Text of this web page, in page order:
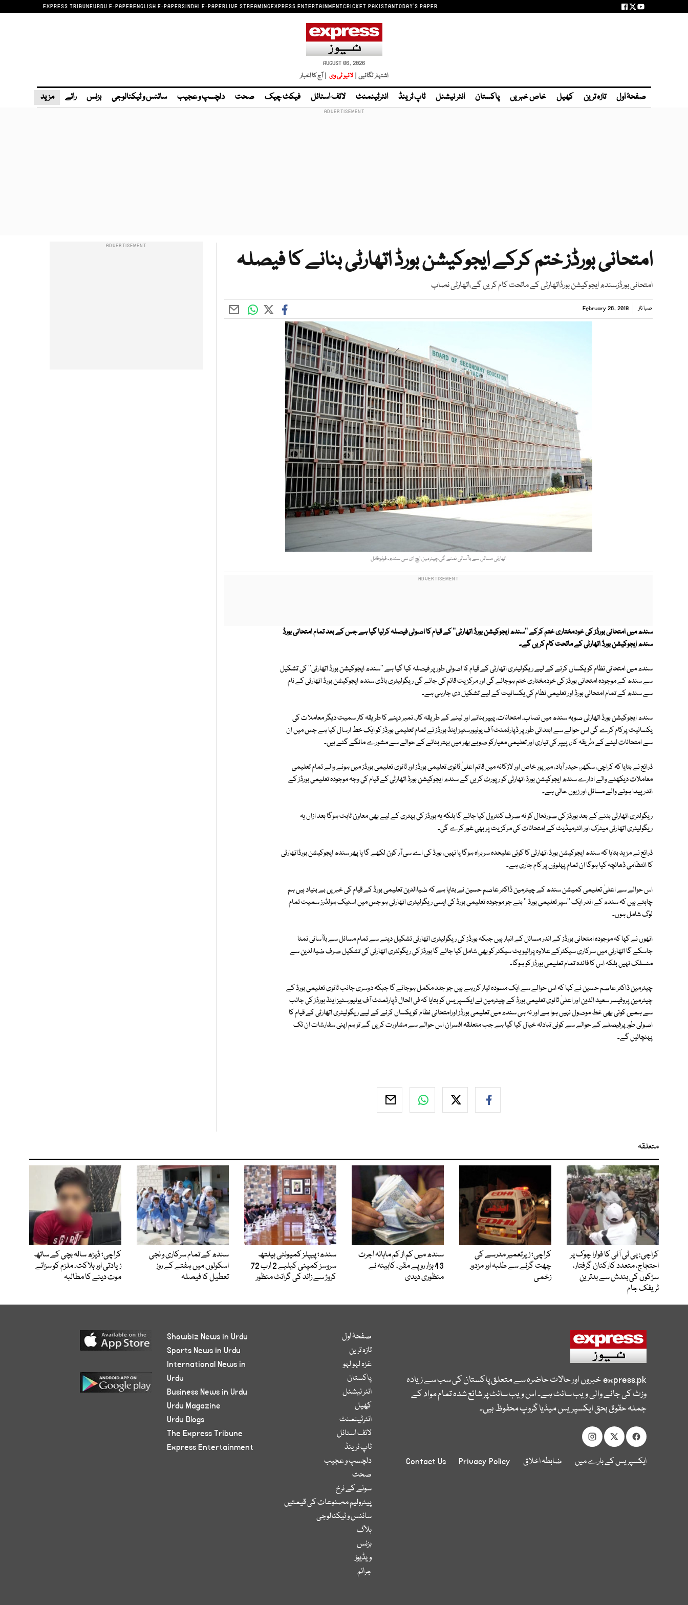
EXPRESS TRIBUNEURDU E-PAPERENGLISH E-PAPERSINDHI E-PAPERLIVE STREAMINGEXPRESS ENTERTAINMENTCRICKET PAKISTANTODAY'S PAPER
AUGUST 06, 2026
اشتہار لگائیں | لائیو ٹی وی | آج کا اخبار
صفحۂ اول تازہ ترین کھیل خاص خبریں پاکستان انٹر نیشنل ٹاپ ٹرینڈ انٹرٹینمنٹ لائف اسٹائل فیکٹ چیک صحت دلچسپ و عجیب سائنس و ٹیکنالوجی بزنس رائے مزید
امتحانی بورڈز ختم کرکے ایجوکیشن بورڈ اتھارٹی بنانے کا فیصلہ
امتحانی بورڈزسندھ ایجوکیشن بورڈاتھارٹی کے ماتحت کام کریں گے،اتھارٹی نصاب
صبا ناز February 26, 2018
اتھارٹی مسائل سے باآسانی نمٹے گی،چیئرمین ایچ ای سی سندھ۔ فوٹو:فائل
سندھ میں امتحانی بورڈز کی خودمختاری ختم کرکے ''سندھ ایجوکیشن بورڈ اتھارٹی'' کے قیام کا اصولی فیصلہ کرلیا گیا ہے جس کے بعد تمام امتحانی بورڈ
سندھ ایجوکیشن بورڈ اتھارٹی کے ماتحت کام کریں گے۔
سندھ میں امتحانی نظام کو یکساں کرنے کے لیے ریگولیٹری اتھارٹی کے قیام کا اصولی طور پر فیصلہ کیا گیا ہے ''سندھ ایجوکیشن بورڈ اتھارٹی'' کی تشکیل
سے سندھ کے موجودہ امتحانی بورڈز کی خودمختاری ختم ہوجائے گی اور مرکزیت قائم کی جائے گی ریگولیٹری باڈی سندھ ایجوکیشن بورڈ اتھارٹی کے نام
سے سندھ کے تمام امتحانی بورڈ اور تعلیمی نظام کی یکسانیت کے لیے تشکیل دی جارہی ہے۔
سندھ ایجوکیشن بورڈ اتھارٹی صوبہ سندھ میں نصاب، امتحانات، پیپر بنانے اور لینے کے طریقہ کار، نمبر دینے کا طریقہ کار سمیت دیگر معاملات کی
یکسانیت پرکام کرے گی اس حوالے سے ابتدائی طور پر ڈپارٹمنٹ آف یونیورسٹیز اینڈ بورڈز نے تمام تعلیمی بورڈز کو ایک خط ارسال کیا ہے جس میں ان
سے امتحانات لینے کے طریقہ کار، پیپر کی تیاری اور تعلیمی معیارکو صوبے بھر میں بہتر بنانے کے حوالے سے مشورے مانگے گئے ہیں۔
ذرائع نے بتایا کہ کراچی، سکھر، حیدر آباد، میر پور خاص اور لاڑکانہ میں قائم اعلیٰ ثانوی تعلیمی بورڈز اور ثانوی تعلیمی بورڈز میں ہونے والے تمام تعلیمی
معاملات دیکھنے والے ادارے سندھ ایجوکیشن بورڈ اتھارٹی کو رپورٹ کریں گے سندھ ایجوکیشن بورڈ اتھارٹی کے قیام کی وجہ موجودہ تعلیمی بورڈز کے
اندر پیدا ہونے والے مسائل اور زبوں حالی ہے۔
ریگولٹری اتھارٹی بننے کے بعد بورڈز کی صورتحال کو نہ صرف کنٹرول کیا جائے گا بلکہ یہ بورڈز کی بہتری کے لیے بھی معاون ثابت ہوگا بعد ازاں یہ
ریگولیٹری اتھارٹی میٹرک اور انٹرمیڈیٹ کے امتحانات کی مرکزیت پر بھی غور کرے گی۔
ذرائع نے مزید بتایا کہ سندھ ایجوکیشن بورڈ اتھارٹی کا کوئی علیحدہ سربراہ ہوگا یا نہیں، بورڈ کی اے سی آر کون لکھے گا یا پھر سندھ ایجوکیشن بورڈاتھارٹی
کا انتظامی ڈھانچہ کیا ہوگا ان تمام پہلوؤں پر کام جاری ہے۔
اس حوالے سے اعلیٰ تعلیمی کمیشن سندھ کے چیئرمین ڈاکٹر عاصم حسین نے بتایا ہے کہ ضیاالدین تعلیمی بورڈ کے قیام کی خبریں بے بنیاد ہیں ہم
چاہتے ہیں کہ سندھ کے اندر ایک ''سپر تعلیمی بورڈ '' بنے جو موجودہ تعلیمی بورڈ کی ایسی ریگولیٹری اتھارٹی ہو جس میں اسٹیک ہولڈرز سمیت تمام
لوگ شامل ہوں۔
انھوں نے کہا کہ موجودہ امتحانی بورڈز کے اندر مسائل کے انبار ہیں جبکہ بورڈز کی ریگولیٹری اتھارٹی تشکیل دینے سے تمام مسائل سے باآسانی نمٹا
جاسکے گا اتھارٹی میں سرکاری سیکٹرکے علاوہ پرائیویٹ سیکٹر کو بھی شامل کیا جائے گا بورڈز کی ریگولٹری اتھارٹی کی تشکیل صرف ضیاالدین سے
منسلک نہیں بلکہ اس کا فائدہ تمام تعلیمی بورڈز کو ہوگا۔
چیئرمین ڈاکٹر عاصم حسین نے کہا کہ اس حوالے سے ایک مسودہ تیار کررہے ہیں جو جلد مکمل ہوجائے گا جبکہ دوسری جانب ثانوی تعلیمی بورڈ کے
چیئرمین پروفیسر سعید الدین اور اعلیٰ ثانوی تعلیمی بورڈ کے چیئرمین نے ایکسپریس کو بتایا کہ فی الحال ڈپارٹمنٹ آف یونیورسٹیز اینڈ بورڈز کی جانب
سے ہمیں کوئی بھی خط موصول نہیں ہوا ہے اور نہ ہی سندھ میں تعلیمی بورڈز اورامتحانی نظام کو یکساں کرنے کے لیے ریگولیٹری اتھارٹی کے قیام کا
اصولی طور پرفیصلے کے حوالے سے کوئی تبادلہ خیال کیا گیا ہے جب متعلقہ افسران اس حوالے سے مشاورت کریں گے تو ہم اپنی سفارشات ان تک
پہنچائیں گے۔
متعلقہ
کراچی: پی ٹی آئی کا فوارا چوک پر
احتجاج، متعدد کارکنان گرفتار،
سڑکوں کی بندش سے بدترین
ٹریفک جام
کراچی؛ زیرتعمیر مدرسے کی
چھت گرنے سے طلبہ اور مزدور
زخمی
سندھ میں کم از کم ماہانہ اجرت
43 ہزار روپے مقرر، کابینہ نے
منظوری دیدی
سندھ؛ پیپلز کمیونٹی ہیلتھ
سروسز کمپنی کیلیے 2 ارب 72
کروڑ سے زائد کی گرانٹ منظور
سندھ کے تمام سرکاری و نجی
اسکولوں میں ہفتے کے روز
تعطیل کا فیصلہ
کراچی؛ ڈیڑھ سالہ بچی کے ساتھ
زیادتی اور ہلاکت، ملزم کو سزائے
موت دینے کا مطالبہ
express.pkخبروں اور حالات حاضرہ سے متعلق پاکستان کی سب سے زیادہ
وزٹ کی جانے والی ویب سائٹ ہے۔ اس ویب سائٹ پر شائع شدہ تمام مواد کے
جملہ حقوق بحق ایکسپریس میڈیا گروپ محفوظ ہیں۔
ایکسپریس کے بارے میں ضابطہ اخلاق Privacy Policy
Contact Us
صفحۂ اول
تازہ ترین
غزہ لہو لہو
پاکستان
انٹر نیشنل
کھیل
انٹرٹینمنٹ
لائف اسٹائل
ٹاپ ٹرینڈ
دلچسپ و عجیب
صحت
سونے کے نرخ
پیٹرولیم مصنوعات کی قیمتیں
سائنس و ٹیکنالوجی
بلاگ
بزنس
ویڈیوز
جرائم
Showbiz News in Urdu
Sports News in Urdu
International News in
Urdu
Business News in Urdu
Urdu Magazine
Urdu Blogs
The Express Tribune
Express Entertainment